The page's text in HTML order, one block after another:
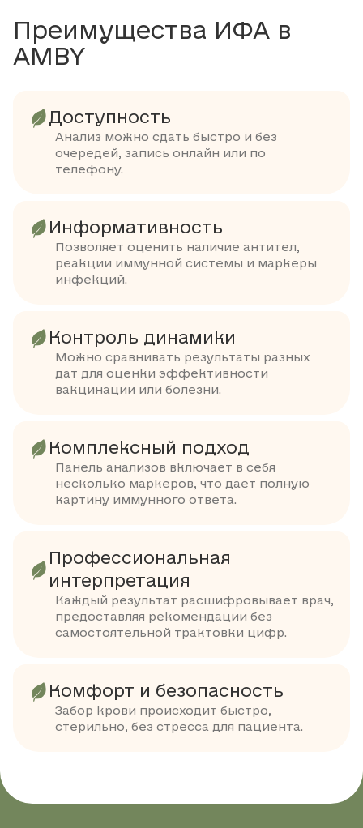
Преимущества ИФА в
AMBY
Доступность
Анализ можно сдать быстро и без
очередей, запись онлайн или по
телефону.
Информативность
Позволяет оценить наличие антител,
реакции иммунной системы и маркеры
инфекций.
Контроль динамики
Можно сравнивать результаты разных
дат для оценки эффективности
вакцинации или болезни.
Комплексный подход
Панель анализов включает в себя
несколько маркеров, что дает полную
картину иммунного ответа.
Профессиональная
интерпретация
Каждый результат расшифровывает врач,
предоставляя рекомендации без
самостоятельной трактовки цифр.
Комфорт и безопасность
Забор крови происходит быстро,
стерильно, без стресса для пациента.